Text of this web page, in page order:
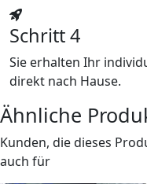
Schritt 4
Sie erhalten Ihr
direkt nach Hause.
Ähnliche
Kunden, die dieses
auch für